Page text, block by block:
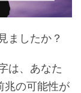
ましたか？
は、あなた
兆の可能性が